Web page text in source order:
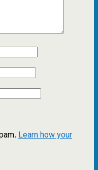
Learn how your